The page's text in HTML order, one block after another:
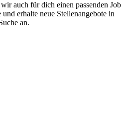
auch für dich einen passenden Job
erhalte neue Stellenangebote in
an.